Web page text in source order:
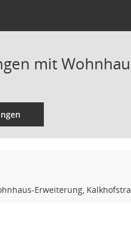
mit
Erweiterung,